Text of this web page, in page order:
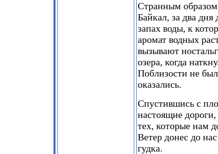
Странным
Байкал, за два
запах воды, к
аромат водных
вызывают
озера, когда
Поблизости не
оказались.
Спустившись с
настоящие
тех, которые нам
Ветер донес до
гудка.